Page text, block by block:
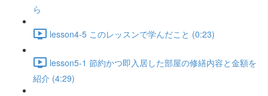
ら
lesson4-5 このレッスンで学んだこと (0:23)
lesson5-1 節約かつ即入居した部屋の修繕内容と金額を
紹介 (4:29)